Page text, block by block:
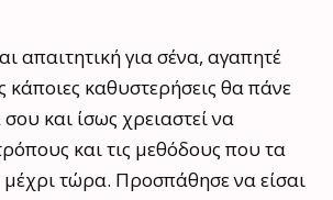
απαιτητική για σένα, αγαπητέ
καθυστερήσεις θα πάνε
και ίσως χρειαστεί να
και τις μεθόδους που τα
μέχρι τώρα. Προσπάθησε να είσαι